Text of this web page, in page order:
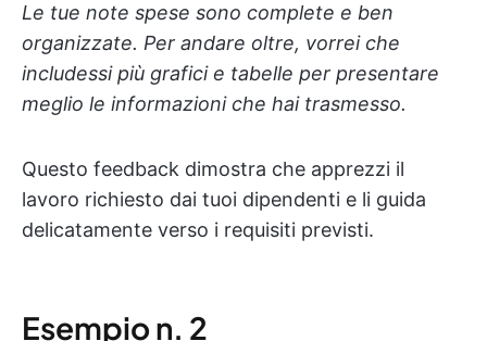
Le tue note spese sono complete e ben
organizzate. Per andare oltre, vorrei che
includessi più grafici e tabelle per presentare
meglio le informazioni che hai trasmesso.
Questo feedback dimostra che apprezzi il
lavoro richiesto dai tuoi dipendenti e li guida
delicatamente verso i requisiti previsti.
Esempio n. 2